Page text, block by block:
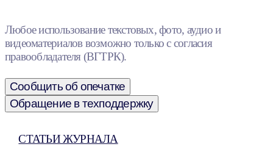
Любое использование текстовых, фото, аудио и
видеоматериалов возможно только с согласия
правообладателя (ВГТРК).
Сообщить об опечатке
Обращение в техподдержку
СТАТЬИ ЖУРНАЛА